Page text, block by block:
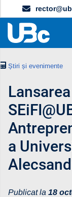
Știri și evenimente
a
Publicat la 18